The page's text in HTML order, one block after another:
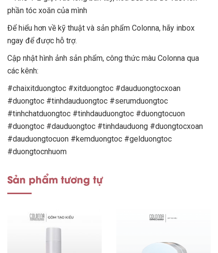
phần tóc xoăn của mình
Để hiểu hơn về kỹ thuật và sản phẩm Colonna, hãy inbox
ngay để được hỗ trợ.
Cập nhật hình ảnh sản phẩm, công thức màu Colonna qua
các kênh:
#chaixitduongtoc #xitduongtoc #dauduongtocxoan
#duongtoc #tinhdauduongtoc #serumduongtoc
#tinhchatduongtoc #tinhdauduongtoc #duongtocuon
#duongtoc #dauduongtoc #tinhdauduong #duongtocxoan
#dauduongtocuon #kemduongtoc #gelduongtoc
#duongtocnhuom
Sản phẩm tương tự